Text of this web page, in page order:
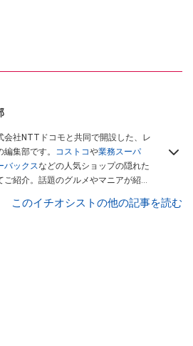
会社NTTドコモと共同で開設した、レ
集部です。 コストコや業務スーパ
バックスなどの人気ショップの隠れた
紹介。話題のグルメやマニアが紹介
してレビューしています。毎日トレン
このイチオシストの他の記事を読む